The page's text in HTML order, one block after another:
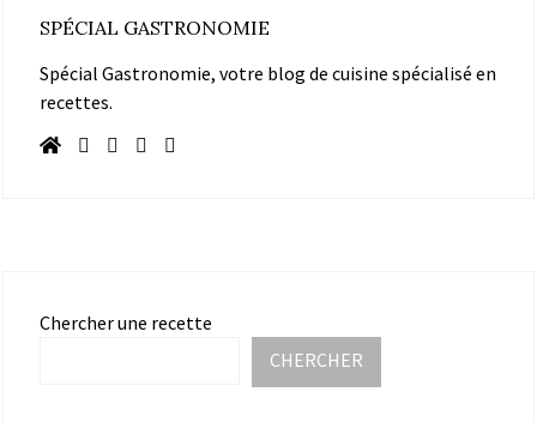
SPÉCIAL GASTRONOMIE
Spécial Gastronomie, votre blog de cuisine spécialisé en
recettes.
Chercher une recette
CHERCHER